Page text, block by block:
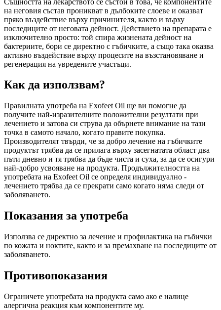
на неговия състав проникват в дълбоките слоеве и оказват
пряко въздействие върху причинителя, както и върху
последиците от неговата дейност. Действието на препарата е
изключително просто: той спира жизнената дейност на
бактериите, бори се директно с гъбичките, а също така оказва
активно въздействие върху процесите на възстановяване и
регенерация на увредените участъци.
Как да използвам?
Правилната употреба на Exofeet Oil ще ви помогне да
получите най-изразителните положителни резултати при
лечението и затова си струва да обърнете внимание на тази
точка в самото начало, когато правите покупка.
Производителят твърди, че за добро лечение на гъбичките
продуктът трябва да се прилага върху засегнатата област два
пъти дневно и тя трябва да бъде чиста и суха, за да се осигури
най-добро усвояване на продукта. Продължителността на
употребата на Exofeet Oil се определя индивидуално -
лечението трябва да се прекрати само когато няма следи от
заболяването.
Показания за употреба
Използва се директно за лечение и профилактика на гъбички
по кожата и ноктите, както и за премахване на последиците от
заболяването.
Противопоказания
Ограничете употребата на продукта само ако е налице
алергична реакция към компонентите му.